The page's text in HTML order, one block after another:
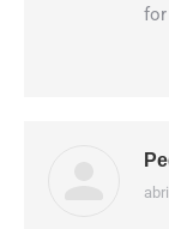
for